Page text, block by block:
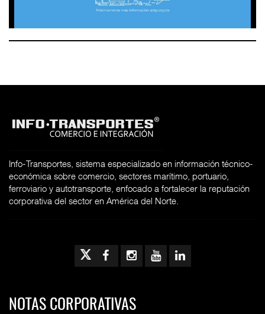
Info-Transportes, sistema especializado en información técnico-
económica sobre comercio, sectores marítimo, portuario,
ferroviario y autotransporte, enfocado a fortalecer la reputación
corporativa del sector en América del Norte.
NOTAS CORPORATIVAS